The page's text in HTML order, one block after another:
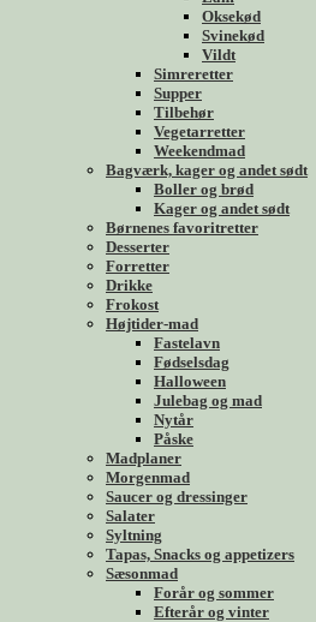
Oksekød
Svinekød
Vildt
Simreretter
Supper
Tilbehør
Vegetarretter
Weekendmad
Bagværk, kager og andet sødt
Boller og brød
Kager og andet sødt
Børnenes favoritretter
Desserter
Forretter
Drikke
Frokost
Højtider-mad
Fastelavn
Fødselsdag
Halloween
Julebag og mad
Nytår
Påske
Madplaner
Morgenmad
Saucer og dressinger
Salater
Syltning
Tapas, Snacks og appetizers
Sæsonmad
Forår og sommer
Efterår og vinter